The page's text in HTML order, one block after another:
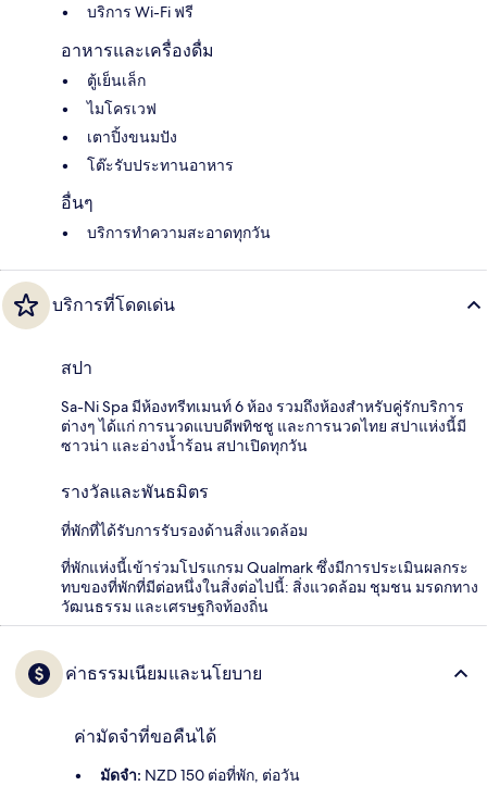
บริการ Wi-Fi ฟรี
อาหารและเครื่องดื่ม
ตู้เย็นเล็ก
ไมโครเวฟ
เตาปิ้งขนมปัง
โต๊ะรับประทานอาหาร
อื่นๆ
บริการทำความสะอาดทุกวัน
บริการที่โดดเด่น
สปา
Sa-Ni Spa มีห้องทรีทเมนท์ 6 ห้อง รวมถึงห้องสำหรับคู่รักบริการ
ต่างๆ ได้แก่ การนวดแบบดีพทิชชู และการนวดไทย สปาแห่งนี้มี
ซาวน่า และอ่างน้ำร้อน สปาเปิดทุกวัน
รางวัลและพันธมิตร
ที่พักที่ได้รับการรับรองด้านสิ่งแวดล้อม
ที่พักแห่งนี้เข้าร่วมโปรแกรม Qualmark ซึ่งมีการประเมินผลกระ
ทบของที่พักที่มีต่อหนึ่งในสิ่งต่อไปนี้: สิ่งแวดล้อม ชุมชน มรดกทาง
วัฒนธรรม และเศรษฐกิจท้องถิ่น
ค่าธรรมเนียมและนโยบาย
ค่ามัดจำที่ขอคืนได้
มัดจำ: NZD 150 ต่อที่พัก, ต่อวัน